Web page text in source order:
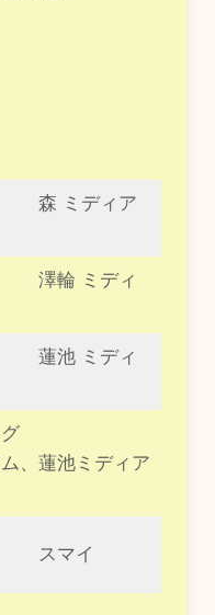
森 ミディア
輪 ミディ
池 ミディ
、蓮池ミディア
スマイ